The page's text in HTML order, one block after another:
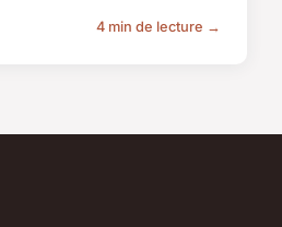
4 min de lecture →